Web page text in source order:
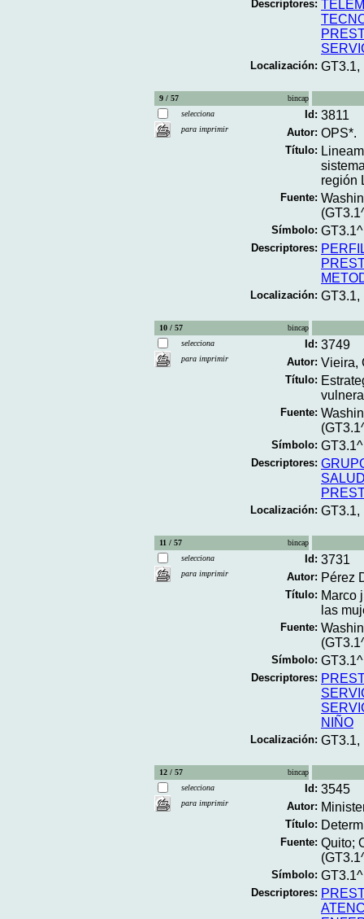
Descriptores:
Localización: GT3.1,
9 / 57
bincap
selecciona
para imprimir
Id: 3811
Autor: OPS*.
Título:
región
Fuente:
Símbolo:
Descriptores:
Localización: GT3.1,
10 / 57
bincap
selecciona
para imprimir
Id: 3749
Autor: Vieira,
Título:
Fuente:
Símbolo:
Descriptores:
Localización: GT3.1,
11 / 57
bincap
selecciona
para imprimir
Id: 3731
Autor: Pérez
Título: Marco
las
Fuente:
Símbolo:
Descriptores:
NIÑO
Localización: GT3.1,
12 / 57
bincap
selecciona
para imprimir
Id: 3545
Autor:
Título:
Fuente: Quito;
Símbolo:
Descriptores: